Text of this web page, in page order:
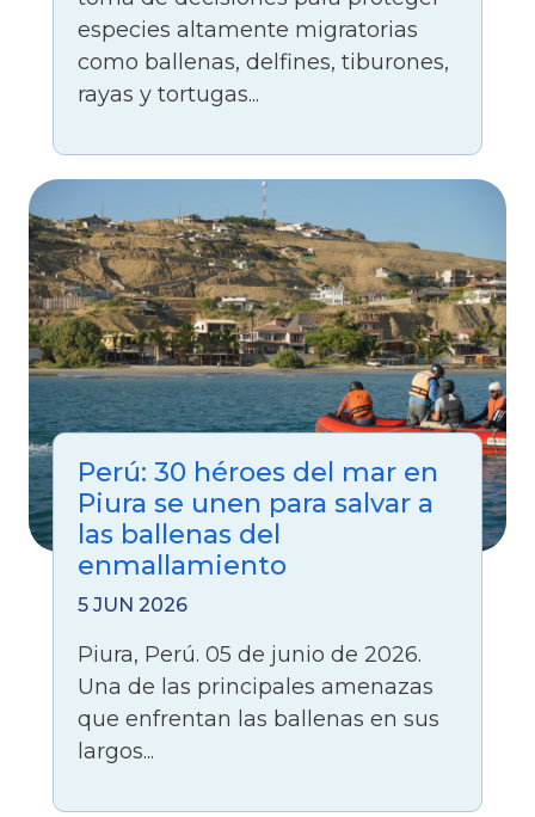
especies altamente migratorias
como ballenas, delfines, tiburones,
rayas y tortugas...
Perú: 30 héroes del mar en
Piura se unen para salvar a
las ballenas del
enmallamiento
5 JUN 2026
Piura, Perú. 05 de junio de 2026.
Una de las principales amenazas
que enfrentan las ballenas en sus
largos...